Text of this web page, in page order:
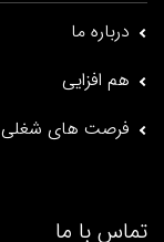
درباره ما
هم افزایی
فرصت های شغلی
تماس با ما